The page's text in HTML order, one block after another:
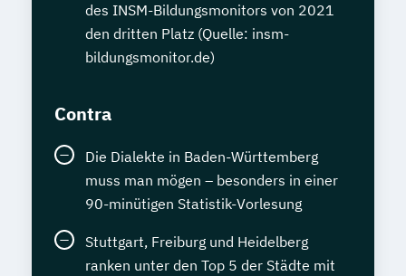
des INSM-Bildungsmonitors von 2021
den dritten Platz (Quelle: insm-
bildungsmonitor.de)
Contra
Die Dialekte in Baden-Württemberg
muss man mögen – besonders in einer
90-minütigen Statistik-Vorlesung
Stuttgart, Freiburg und Heidelberg
ranken unter den Top 5 der Städte mit